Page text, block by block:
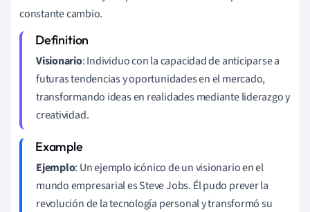
constante cambio.
Visionario: Individuo con la capacidad de anticiparse a
futuras tendencias y oportunidades en el mercado,
transformando ideas en realidades mediante liderazgo y
creatividad.
Ejemplo: Un ejemplo icónico de un visionario en el
mundo empresarial es Steve Jobs. Él pudo prever la
revolución de la tecnología personal y transformó su